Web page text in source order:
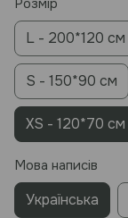
Розмір
L - 200*120 см
S - 150*90 см
XS - 120*70 см
Мова написів
Українська